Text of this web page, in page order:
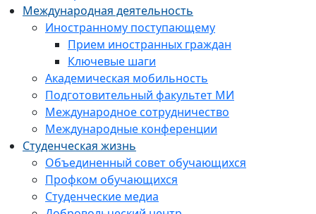
Международная деятельность
Иностранному поступающему
Прием иностранных граждан
Ключевые шаги
Академическая мобильность
Подготовительный факультет МИ
Международное сотрудничество
Международные конференции
Студенческая жизнь
Объединенный совет обучающихся
Профком обучающихся
Студенческие медиа